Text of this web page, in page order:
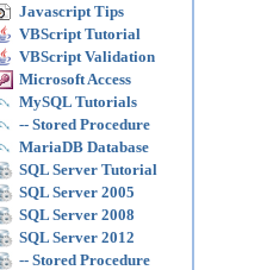
Javascript Tips
VBScript Tutorial
VBScript Validation
Microsoft Access
MySQL Tutorials
-- Stored Procedure
MariaDB Database
SQL Server Tutorial
SQL Server 2005
SQL Server 2008
SQL Server 2012
-- Stored Procedure